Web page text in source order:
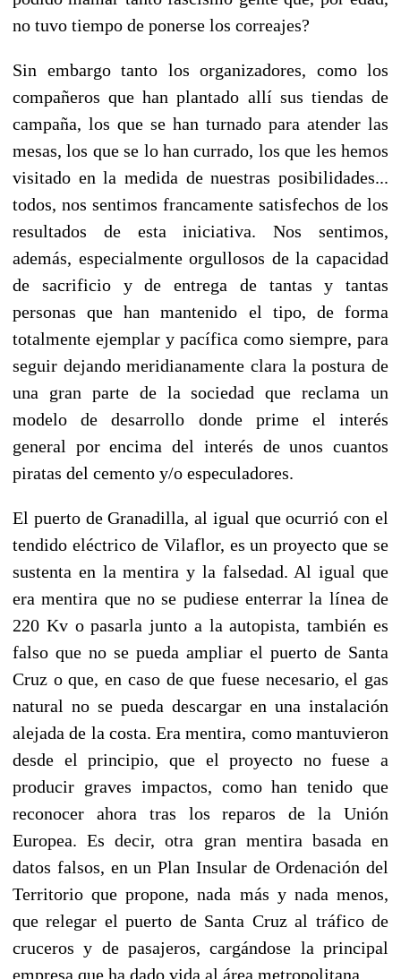
no tuvo tiempo de ponerse los correajes?
Sin embargo tanto los organizadores, como los
compañeros que han plantado allí sus tiendas de
campaña, los que se han turnado para atender las
mesas, los que se lo han currado, los que les hemos
visitado en la medida de nuestras posibilidades...
todos, nos sentimos francamente satisfechos de los
resultados de esta iniciativa. Nos sentimos,
además, especialmente orgullosos de la capacidad
de sacrificio y de entrega de tantas y tantas
personas que han mantenido el tipo, de forma
totalmente ejemplar y pacífica como siempre, para
seguir dejando meridianamente clara la postura de
una gran parte de la sociedad que reclama un
modelo de desarrollo donde prime el interés
general por encima del interés de unos cuantos
piratas del cemento y/o especuladores.
El puerto de Granadilla, al igual que ocurrió con el
tendido eléctrico de Vilaflor, es un proyecto que se
sustenta en la mentira y la falsedad. Al igual que
era mentira que no se pudiese enterrar la línea de
220 Kv o pasarla junto a la autopista, también es
falso que no se pueda ampliar el puerto de Santa
Cruz o que, en caso de que fuese necesario, el gas
natural no se pueda descargar en una instalación
alejada de la costa. Era mentira, como mantuvieron
desde el principio, que el proyecto no fuese a
producir graves impactos, como han tenido que
reconocer ahora tras los reparos de la Unión
Europea. Es decir, otra gran mentira basada en
datos falsos, en un Plan Insular de Ordenación del
Territorio que propone, nada más y nada menos,
que relegar el puerto de Santa Cruz al tráfico de
cruceros y de pasajeros, cargándose la principal
empresa que ha dado vida al área metropolitana.